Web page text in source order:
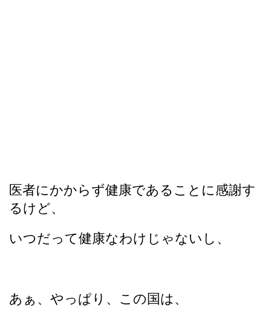
医者にかからず健康であることに感謝す
るけど、
いつだって健康なわけじゃないし、
あぁ、やっぱり、この国は、